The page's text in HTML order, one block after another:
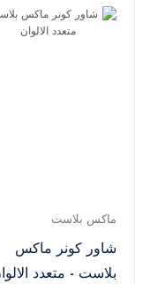
ماكس بلاست
شاور كونر ماكس
بلاست - متعدد